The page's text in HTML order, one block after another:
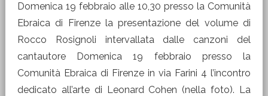
Domenica 19 febbraio alle 10,30 presso la Comunità
Ebraica di Firenze la presentazione del volume di
Rocco Rosignoli intervallata dalle canzoni del
cantautore Domenica 19 febbraio presso la
Comunità Ebraica di Firenze in via Farini 4 l’incontro
dedicato all’arte di Leonard Cohen (nella foto). La